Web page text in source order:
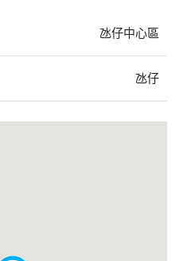
氹仔中心區
氹仔